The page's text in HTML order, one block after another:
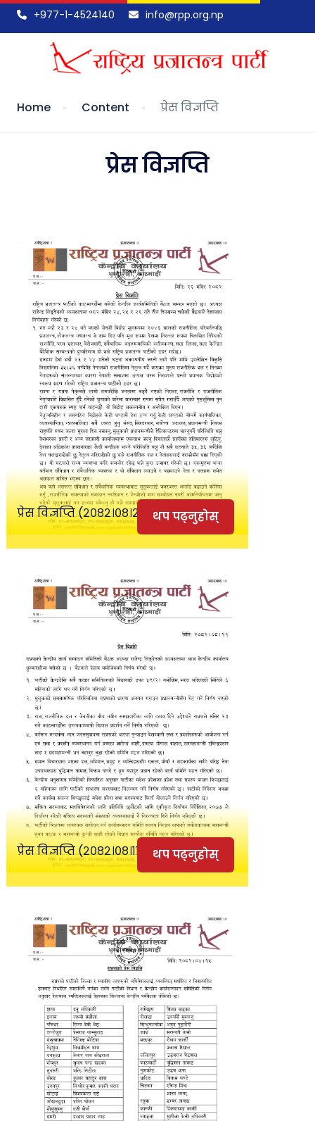
+977-1-4524140 info@rpp.org.np
Home Content प्रेस विज्ञप्ति
प्रेस विज्ञप्ति
प्रेस विज्ञप्ति (२०८२।०८।२६) थप पढ्नुहोस्
प्रेस विज्ञप्ति (२०८२।०८।११) थप पढ्नुहोस्